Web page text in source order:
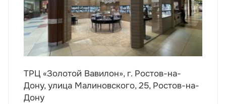
ТРЦ «Золотой Вавилон», г. Ростов-на-
Дону, улица Малиновского, 25, Ростов-на-
Дону